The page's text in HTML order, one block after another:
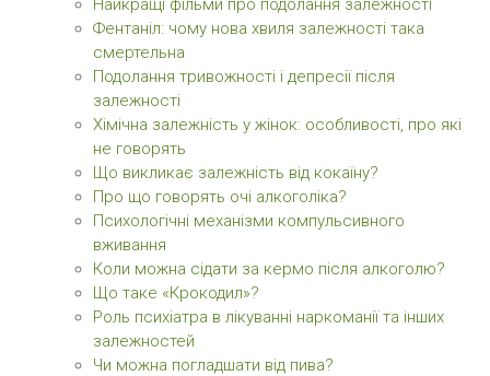
Найкращі фільми про подолання залежності
Фентаніл: чому нова хвиля залежності така
смертельна
Подолання тривожності і депресії після
залежності
Хімічна залежність у жінок: особливості, про які
не говорять
Що викликає залежність від кокаїну?
Про що говорять очі алкоголіка?
Психологічні механізми компульсивного
вживання
Коли можна сідати за кермо після алкоголю?
Що таке «Крокодил»?
Роль психіатра в лікуванні наркоманії та інших
залежностей
Чи можна погладшати від пива?